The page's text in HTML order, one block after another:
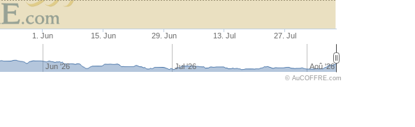
1. Jun 15. Jun 29. Jun 13. Jul 27. Jul
Jun '26 Jul '26 Aoû '26
© AuCOFFRE.com